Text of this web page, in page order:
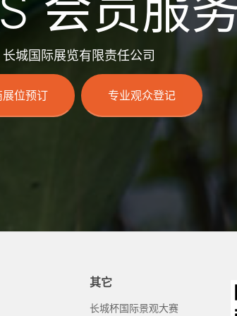
长城国际展览有限责任公司
展位预订 专业观众登记
其它
长城杯国际景观大赛